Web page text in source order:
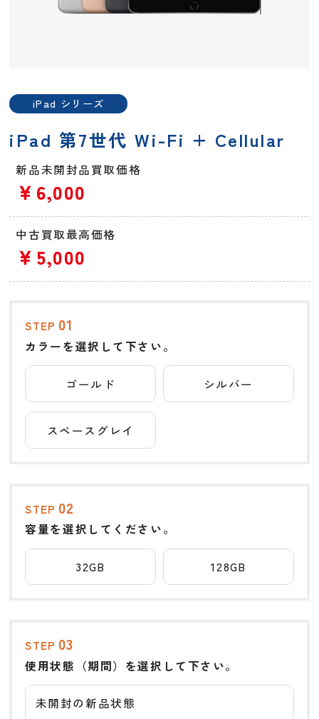
iPad シリーズ
iPad 第7世代 Wi-Fi + Cellular
新品未開封品買取価格
￥6,000
中古買取最高価格
￥5,000
STEP 01
カラーを選択して下さい。
ゴールド シルバー
スペースグレイ
STEP 02
容量を選択してください。
32GB 128GB
STEP 03
使用状態（期間）を選択して下さい。
未開封の新品状態